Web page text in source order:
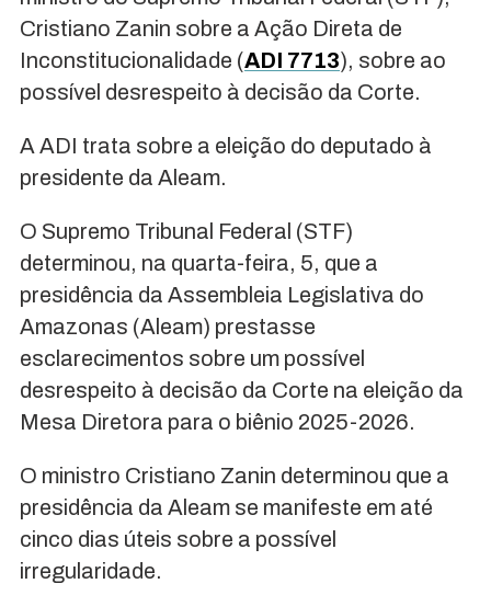
Cristiano Zanin sobre a Ação Direta de
Inconstitucionalidade (ADI 7713), sobre ao
possível desrespeito à decisão da Corte.
A ADI trata sobre a eleição do deputado à
presidente da Aleam.
O Supremo Tribunal Federal (STF)
determinou, na quarta-feira, 5, que a
presidência da Assembleia Legislativa do
Amazonas (Aleam) prestasse
esclarecimentos sobre um possível
desrespeito à decisão da Corte na eleição da
Mesa Diretora para o biênio 2025-2026.
O ministro Cristiano Zanin determinou que a
presidência da Aleam se manifeste em até
cinco dias úteis sobre a possível
irregularidade.